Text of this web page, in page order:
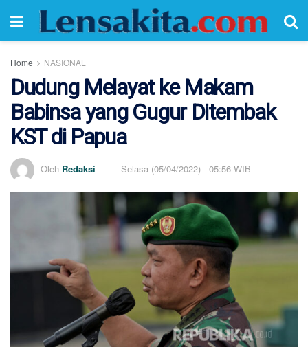
Home NASIONAL
Dudung Melayat ke Makam
Babinsa yang Gugur Ditembak
KST di Papua
Oleh Redaksi Selasa (05/04/2022) - 05:56 WIB